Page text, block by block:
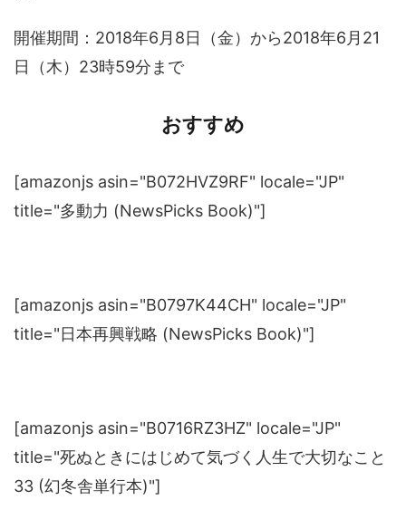
開催期間：2018年6月8日（金）から2018年6月21
日（木）23時59分まで
おすすめ
[amazonjs asin="B072HVZ9RF" locale="JP"
title="多動力 (NewsPicks Book)"]
[amazonjs asin="B0797K44CH" locale="JP"
title="日本再興戦略 (NewsPicks Book)"]
[amazonjs asin="B0716RZ3HZ" locale="JP"
title="死ぬときにはじめて気づく人生で大切なこと
33 (幻冬舎単行本)"]